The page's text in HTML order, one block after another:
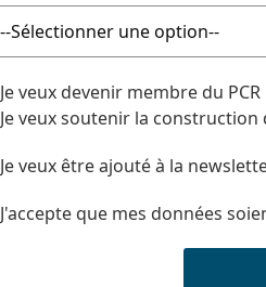
Je veux devenir membre du PCR
Je veux soutenir la construction
Je veux être ajouté à la
J'accepte que mes données